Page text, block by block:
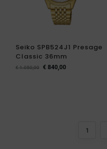
Seiko SPB524J1 Presage
Classic 36mm
€1.050,00 € 840,00
1